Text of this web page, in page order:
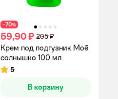
−70%
59,90 ₽ 205 ₽
Крем под подгузник Моё
солнышко 100 мл
Рейтинг:
5
В корзину